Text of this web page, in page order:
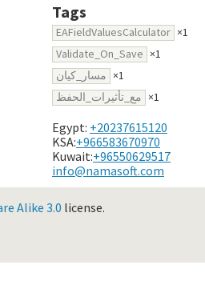
Tags
EAFieldValuesCalculator ×1
Validate_On_Save ×1
مسار_كيان ×1
مع_تأثيرات_الحفظ ×1
Egypt: +20237615120
KSA:+966583670970
Kuwait:+96550629517
info@namasoft.com
Alike 3.0 license.